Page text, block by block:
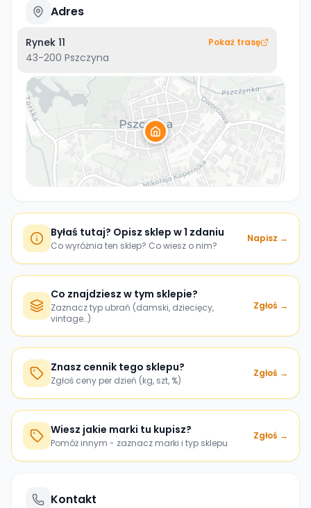
Adres
Rynek 11
43-200 Pszczyna
Pokaż trasę
Byłaś tutaj? Opisz sklep w 1 zdaniu
Co wyróżnia ten sklep? Co wiesz o nim?
Napisz →
Co znajdziesz w tym sklepie?
Zaznacz typ ubrań (damski, dziecięcy,
vintage…)
Zgłoś →
Znasz cennik tego sklepu?
Zgłoś ceny per dzień (kg, szt, %)
Zgłoś →
Wiesz jakie marki tu kupisz?
Pomóż innym - zaznacz marki i typ sklepu
Zgłoś →
Kontakt